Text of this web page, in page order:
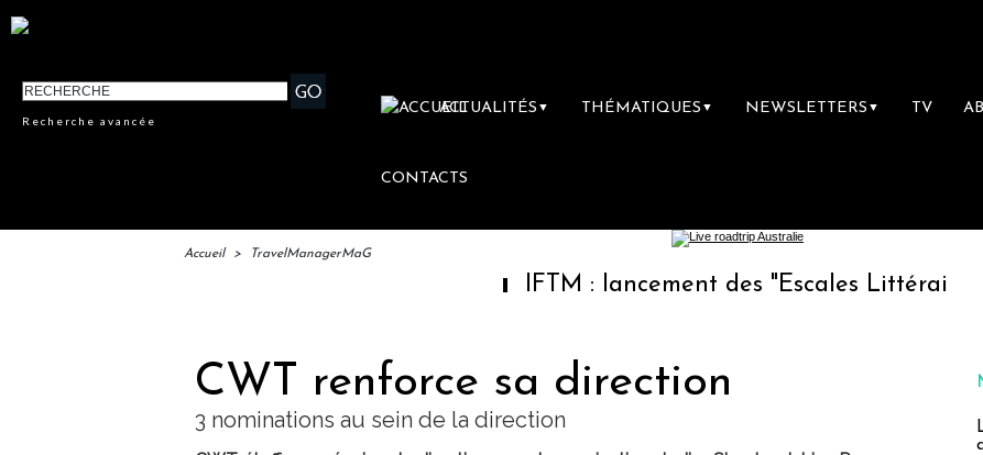
Recherche avancée
ACTUALITÉS ▼ THÉMATIQUES ▼ NEWSLETTERS ▼ TV
CONTACTS
Accueil > TravelManagerMaG
IFTM : lancement des "Escales Littéraires", la
CWT renforce sa direction
3 nominations au sein de la direction